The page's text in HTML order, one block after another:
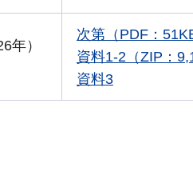
年）
次第（PDF：
資料1-2（ZIP：
資料3